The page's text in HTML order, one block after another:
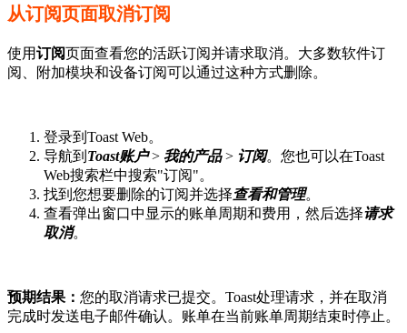
从订阅页面取消订阅
使用订阅页面查看您的活跃订阅并请求取消。大多数软件订
阅、附加模块和设备订阅可以通过这种方式删除。
登录到Toast Web。
导航到 Toast账户> 我的产品> 订阅。您也可以在Toast
Web搜索栏中搜索"订阅"。
找到您想要删除的订阅并选择查看和管理。
查看弹出窗口中显示的账单周期和费用，然后选择请求
取消。
预期结果： 您的取消请求已提交。Toast处理请求，并在取消
完成时发送电子邮件确认。账单在当前账单周期结束时停止。